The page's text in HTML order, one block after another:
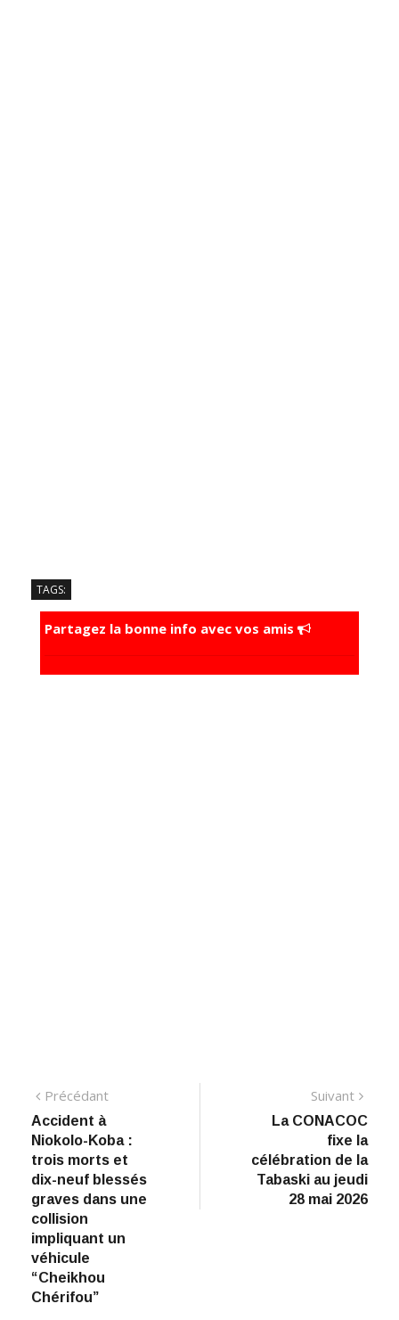
TAGS:
Partagez la bonne info avec vos amis
Navigation
de
l’article
PrécédantPrécédant:
Accident à
Niokolo-Koba :
trois morts et
dix-neuf blessés
graves dans une
collision
impliquant un
véhicule
“Cheikhou
Chérifou”
Suivant
La CONACOC
fixe la
célébration de la
Tabaski au jeudi
28 mai 2026